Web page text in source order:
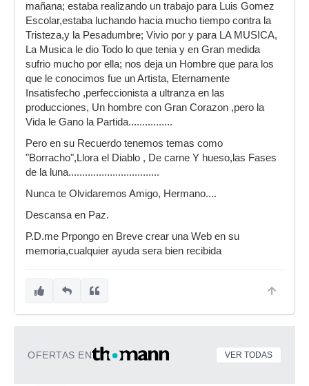
mañana; estaba realizando un trabajo para Luis Gomez
Escolar,estaba luchando hacia mucho tiempo contra la
Tristeza,y la Pesadumbre; Vivio por y para LA MUSICA,
La Musica le dio Todo lo que tenia y en Gran medida
sufrio mucho por ella; nos deja un Hombre que para los
que le conocimos fue un Artista, Eternamente
Insatisfecho ,perfeccionista a ultranza en las
producciones, Un hombre con Gran Corazon ,pero la
Vida le Gano la Partida................
Pero en su Recuerdo tenemos temas como
"Borracho",Llora el Diablo , De carne Y hueso,las Fases
de la luna.................................
Nunca te Olvidaremos Amigo, Hermano....
Descansa en Paz.
P.D.me Prpongo en Breve crear una Web en su
memoria,cualquier ayuda sera bien recibida
OFERTAS EN VER TODAS